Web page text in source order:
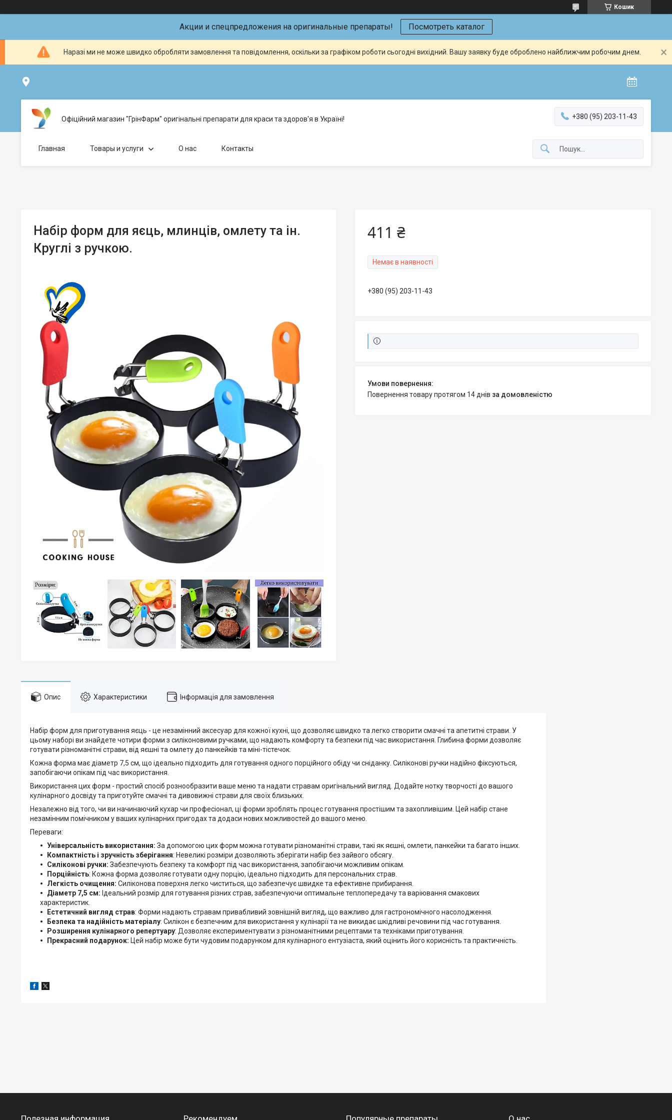
Кошик
Акции и спецпредложения на оригинальные препараты! Посмотреть каталог
Наразі ми не може швидко обробляти замовлення та повідомлення, оскільки за графіком роботи сьогодні вихідний. Вашу заявку буде оброблено найближчим робочим днем.
Офіційний магазин "ГрінФарм" оригінальні препарати для краси та здоров'я в Україні! +380 (95) 203-11-43
Главная Товары и услуги О нас Контакты
Набір форм для яєць, млинців, омлету та ін.
Круглі з ручкою.
411 ₴
Немає в наявності
+380 (95) 203-11-43
повернення товару протягом 14 днів за домовленістю
Опис Характеристики Інформація для замовлення
Набір форм для приготування яєць - це незамінний аксесуар для кожної кухні, що дозволяє швидко та легко створити смачні та апетитні страви. У
цьому наборі ви знайдете чотири форми з силіконовими ручками, що надають комфорту та безпеки під час використання. Глибина форми дозволяє
готувати різноманітні страви, від яєшні та омлету до панкейків та міні-тістечок.
Кожна форма має діаметр 7,5 см, що ідеально підходить для готування одного порційного обіду чи сніданку. Силіконові ручки надійно фіксуються,
запобігаючи опікам під час використання.
Використання цих форм - простий спосіб рознообразити ваше меню та надати стравам оригінальний вигляд. Додайте нотку творчості до вашого
кулінарного досвіду та приготуйте смачні та дивовижні страви для своїх близьких.
Незалежно від того, чи ви начинаючий кухар чи професіонал, ці форми зроблять процес готування простішим та захопливішим. Цей набір стане
незамінним помічником у ваших кулінарних пригодах та додаси нових можливостей до вашого меню.
Переваги:
Універсальність використання: За допомогою цих форм можна готувати різноманітні страви, такі як яєшні, омлети, панкейки та багато інших.
Компактність і зручність зберігання: Невеликі розміри дозволяють зберігати набір без зайвого обсягу.
Силіконові ручки: Забезпечують безпеку та комфорт під час використання, запобігаючи можливим опікам.
Порційність: Кожна форма дозволяє готувати одну порцію, ідеально підходить для персональних страв.
Легкість очищення: Силіконова поверхня легко чиститься, що забезпечує швидке та ефективне прибирання.
Діаметр 7,5 см: Ідеальний розмір для готування різних страв, забезпечуючи оптимальне теплопередачу та варіювання смакових
характеристик.
Естетичний вигляд страв: Форми надають стравам привабливий зовнішній вигляд, що важливо для гастрономічного насолодження.
Безпека та надійність матеріалу: Силікон є безпечним для використання у кулінарії та не викидає шкідливі речовини під час готування.
Розширення кулінарного репертуару: Дозволяє експериментувати з різноманітними рецептами та техніками приготування.
Прекрасний подарунок: Цей набір може бути чудовим подарунком для кулінарного ентузіаста, який оцінить його корисність та практичність.